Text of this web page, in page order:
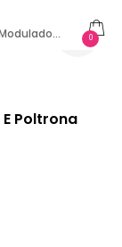
- Gran
0
Poltrona